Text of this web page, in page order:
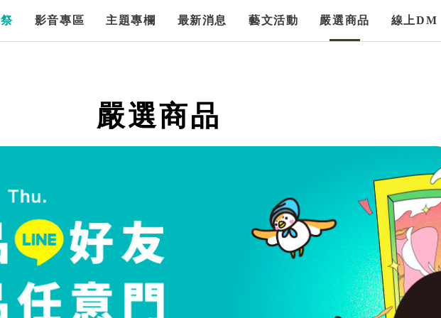
影音專區 主題專欄 最新消息 藝文活動 嚴選商品 線上DM
嚴選商品